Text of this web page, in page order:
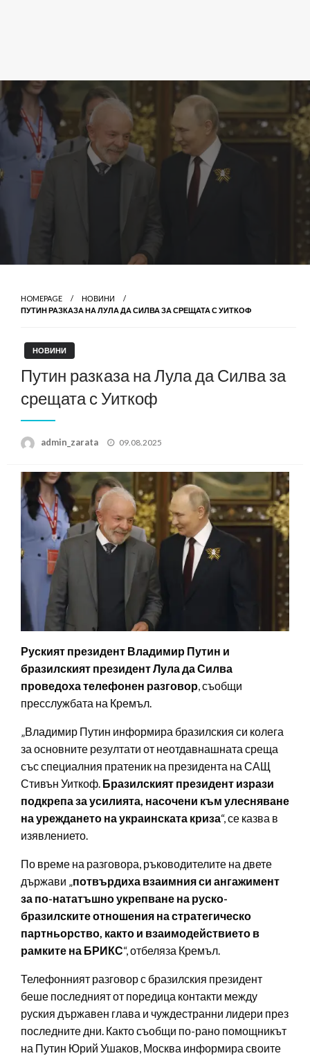
HOMEPAGE
НОВИНИ
ПУТИН РАЗКАЗА НА ЛУЛА ДА СИЛВА ЗА СРЕЩАТА С УИТКОФ
НОВИНИ
Путин разказа на Лула да Силва за
срещата с Уиткоф
admin_zarata
Posted
09.08.2025
Руският президент Владимир Путин и
бразилският президент Лула да Силва
проведоха телефонен разговор, съобщи
пресслужбата на Кремъл.
„Владимир Путин информира бразилския си колега
за основните резултати от неотдавнашната среща
със специалния пратеник на президента на САЩ
Стивън Уиткоф. Бразилският президент изрази
подкрепа за усилията, насочени към улесняване
на уреждането на украинската криза“, се казва в
изявлението.
По време на разговора, ръководителите на двете
държави „потвърдиха взаимния си ангажимент
за по-нататъшно укрепване на руско-
бразилските отношения на стратегическо
партньорство, както и взаимодействието в
рамките на БРИКС“, отбеляза Кремъл.
Телефонният разговор с бразилския президент
беше последният от поредица контакти между
руския държавен глава и чуждестранни лидери през
последните дни. Както съобщи по-рано помощникът
на Путин Юрий Ушаков, Москва информира своите